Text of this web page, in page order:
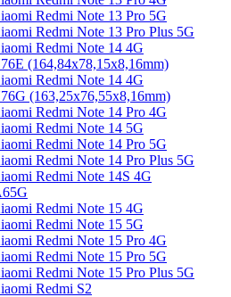
Redmi Note 13 Pro 5G
Redmi Note 13 Pro Plus 5G
Redmi Note 14 4G
(164,84x78,15x8,16mm)
Redmi Note 14 4G
(163,25x76,55x8,16mm)
Redmi Note 14 Pro 4G
Redmi Note 14 5G
Redmi Note 14 Pro 5G
Redmi Note 14 Pro Plus 5G
Redmi Note 14S 4G
Redmi Note 15 4G
Redmi Note 15 5G
Redmi Note 15 Pro 4G
Redmi Note 15 Pro 5G
Redmi Note 15 Pro Plus 5G
Redmi S2